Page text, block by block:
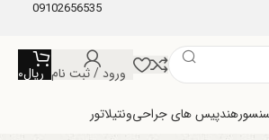
09102656535
ورود / ثبت نام ریال0
هندپیس های جراحیونتیلاتور